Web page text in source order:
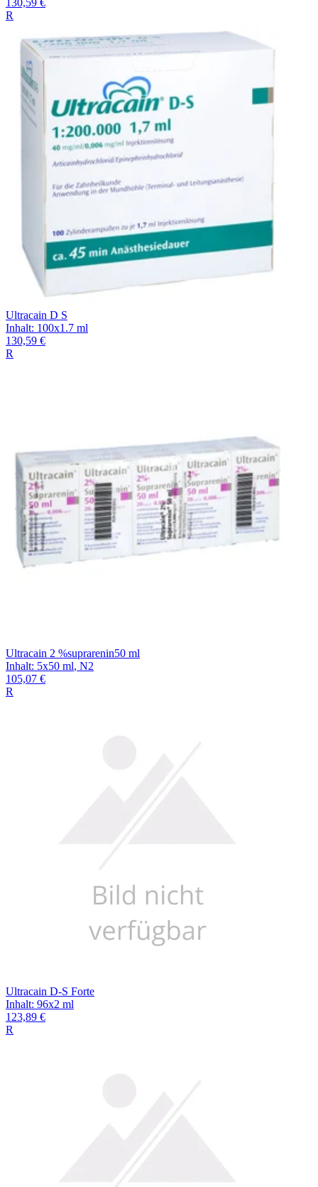
R
Ultracain D S
Inhalt: 100x1.7 ml
130,59 €
R
Ultracain 2 %suprarenin50 ml
Inhalt: 5x50 ml, N2
105,07 €
R
Ultracain D-S Forte
Inhalt: 96x2 ml
123,89 €
R